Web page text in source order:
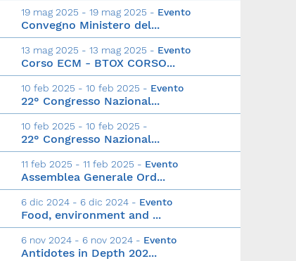
19 mag 2025 - 19 mag 2025 - Evento
Convegno Ministero del...
13 mag 2025 - 13 mag 2025 - Evento
Corso ECM - BTOX CORSO...
10 feb 2025 - 10 feb 2025 - Evento
22° Congresso Nazional...
10 feb 2025 - 10 feb 2025 -
22° Congresso Nazional...
11 feb 2025 - 11 feb 2025 - Evento
Assemblea Generale Ord...
6 dic 2024 - 6 dic 2024 - Evento
Food, environment and ...
6 nov 2024 - 6 nov 2024 - Evento
Antidotes in Depth 202...